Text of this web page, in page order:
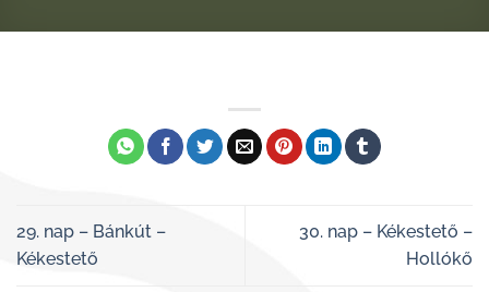
29. nap – Bánkút –
Kékestető
30. nap – Kékestető –
Hollókő